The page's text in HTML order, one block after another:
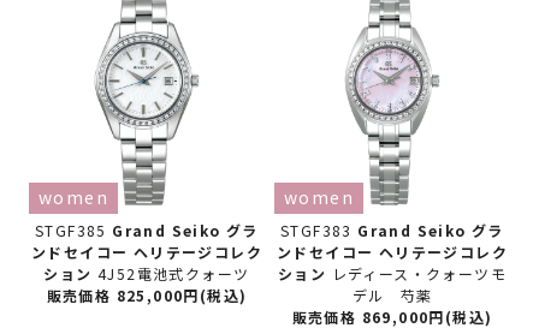
STGF385 Grand Seiko グラ
ンドセイコー ヘリテージコレク
ション4J52電池式クォーツ
women
販売価格 825,000円(税込)
STGF383 Grand Seiko グラ
ンドセイコー ヘリテージコレク
ション レディース・クォーツモ
デル 芍薬
women
販売価格 869,000円(税込)